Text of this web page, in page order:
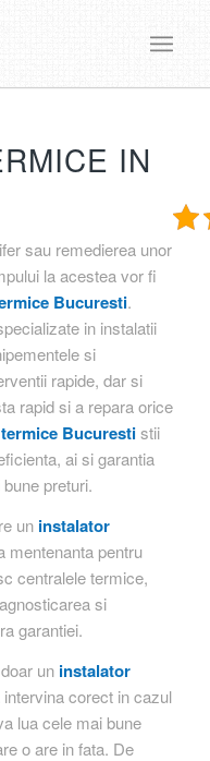
IN
sau remedierea unor
la acestea vor fi
Bucuresti.
in instalatii
si
rapide, dar si
rapid si a repara orice
Bucurestistii
ai si garantia
preturi.
uninstalator
mentenanta pentru
centralele termice,
si
garantiei.
un instalator
corect in cazul
lua cele mai bune
o are in fata. De